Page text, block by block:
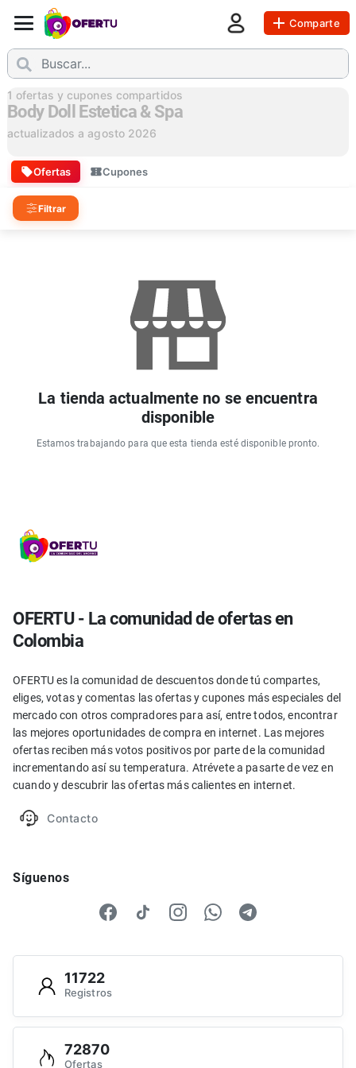
Comparte
1 ofertas y cupones compartidos
Body Doll Estetica & Spa
actualizados a agosto 2026
Ofertas Cupones
Filtrar
La tienda actualmente no se encuentra
disponible
Estamos trabajando para que esta tienda esté disponible pronto.
OFERTU - La comunidad de ofertas en
Colombia
OFERTU es la comunidad de descuentos donde tú compartes,
eliges, votas y comentas las ofertas y cupones más especiales del
mercado con otros compradores para así, entre todos, encontrar
las mejores oportunidades de compra en internet. Las mejores
ofertas reciben más votos positivos por parte de la comunidad
incrementando así su temperatura. Atrévete a pasarte de vez en
cuando y descubrir las ofertas más calientes en internet.
Contacto
Síguenos
11722
Registros
72870
Ofertas